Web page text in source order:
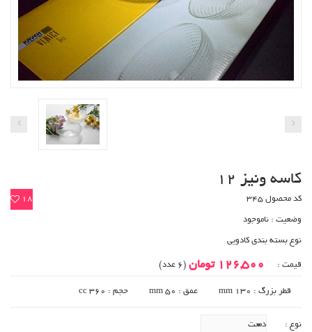
کاسه ونیز 12
18 کد محصول 345
وضعیت : ناموجود
نوع بسته بندی کادویی
قیمت : 126,500 تومان (6 عدد)
قطر بزرگ : 130 mm عمق : 50 mm حجم : 360 cc
نوع :